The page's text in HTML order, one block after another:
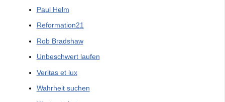
Paul Helm
Reformation21
Rob Bradshaw
Unbeschwert laufen
Veritas et lux
Wahrheit suchen